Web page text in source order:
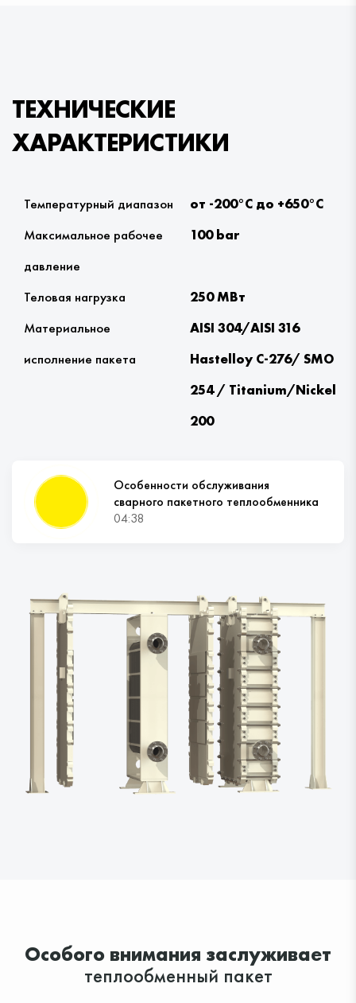
ТЕХНИЧЕСКИЕ
ХАРАКТЕРИСТИКИ
Температурный диапазон
от -200°С до +650°С
Максимальное рабочее
давление
100 bar
Теловая нагрузка
250 МВт
Материальное
исполнение пакета
AISI 304/AISI 316
Hastelloy С-276/ SMO
254 / Titanium/Nickel
200
Особенности обслуживания
сварного пакетного теплообменника
04:38
Особого внимания заслуживает
теплообменный пакет